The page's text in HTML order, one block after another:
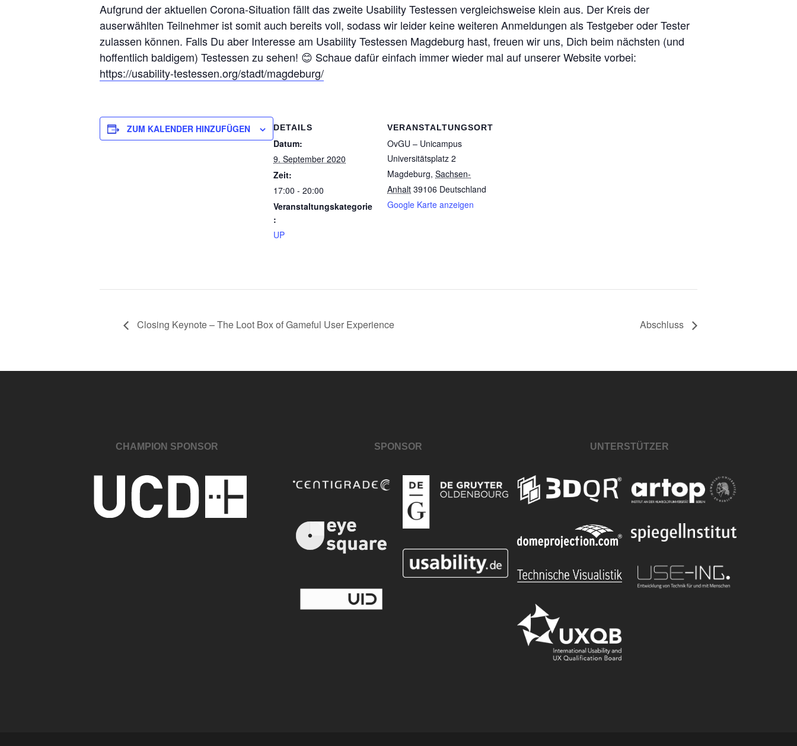
Aufgrund der aktuellen Corona-Situation fällt das zweite Usability Testessen vergleichsweise klein aus. Der Kreis der
auserwählten Teilnehmer ist somit auch bereits voll, sodass wir leider keine weiteren Anmeldungen als Testgeber oder Tester
zulassen können. Falls Du aber Interesse am Usability Testessen Magdeburg hast, freuen wir uns, Dich beim nächsten (und
hoffentlich baldigem) Testessen zu sehen! 😊 Schaue dafür einfach immer wieder mal auf unserer Website vorbei:
https://usability-testessen.org/stadt/magdeburg/
ZUM KALENDER HINZUFÜGEN DETAILS
Datum:
9. September 2020
Zeit:
17:00 - 20:00
Veranstaltungskategorie
:
UP
VERANSTALTUNGSORT
OvGU – Unicampus
Universitätsplatz 2
Magdeburg, Sachsen-
Anhalt 39106 Deutschland
Google Karte anzeigen
Closing Keynote – The Loot Box of Gameful User Experience Abschluss
CHAMPION SPONSOR SPONSOR UNTERSTÜTZER